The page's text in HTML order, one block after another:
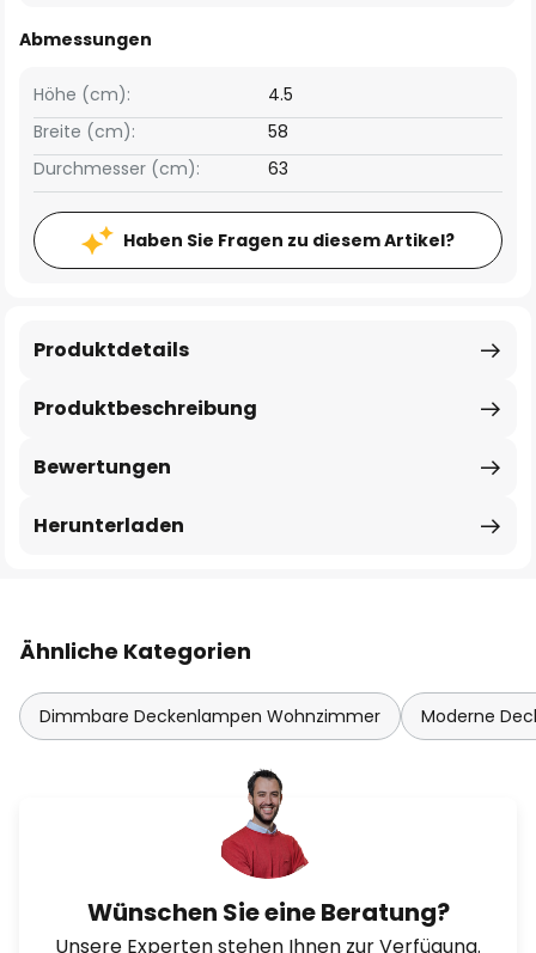
Abmessungen
Breite (cm): 58
Höhe (cm): 4.5
Durchmesser (cm): 63
Haben Sie Fragen zu diesem Artikel?
Produktbeschreibung
Produktdetails
Bewertungen
Herunterladen
Ähnliche Kategorien
Dimmbare Deckenlampen Wohnzimmer Moderne
Wünschen Sie eine Beratung?
Unsere Experten stehen Ihnen zur Verfügung.